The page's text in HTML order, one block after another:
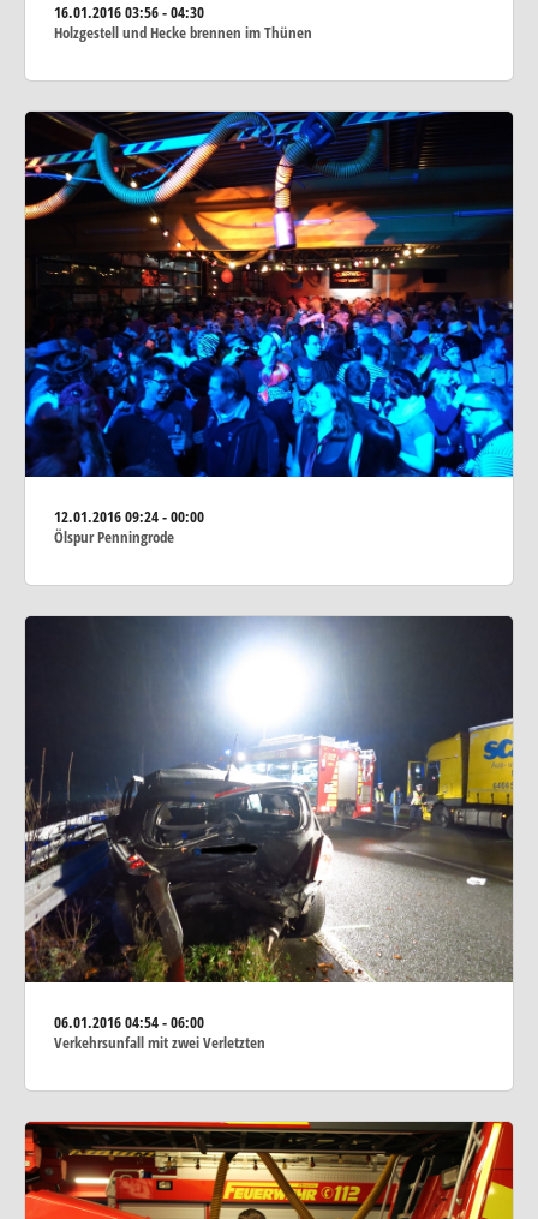
16.01.201603:56 - 04:30
Holzgestell und Hecke brennen im Thünen
12.01.201609:24 - 00:00
Ölspur Penningrode
06.01.201604:54 - 06:00
Verkehrsunfall mit zwei Verletzten